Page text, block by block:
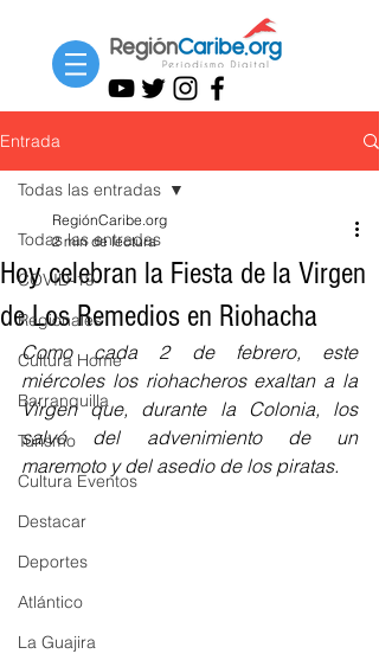
Entrada
Todas las entradas
COVID-19
Regionales
Cultura Home
Barranquilla
Turismo
Cultura Eventos
Destacar
Deportes
Atlántico
La Guajira
Todas las entradas
Hoy celebran la Fiesta de la Virgen
de Los Remedios en Riohacha
RegiónCaribe.org
2 min de lectura
Como cada 2 de febrero, este
miércoles los riohacheros exaltan a la
Virgen que, durante la Colonia, los
salvó del advenimiento de un
maremoto y del asedio de los piratas.